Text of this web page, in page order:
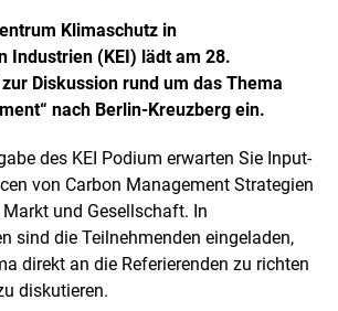
f
f
Klimaschutz in
Industrien (KEI) lädt am 28.
Diskussion rund um das Thema
nach Berlin-Kreuzberg ein.
des KEI Podium erwarten Sie Input-
von Carbon Management Strategien
und Gesellschaft. In
sind die Teilnehmenden eingeladen,
direkt an die Referierenden zu richten
diskutieren.